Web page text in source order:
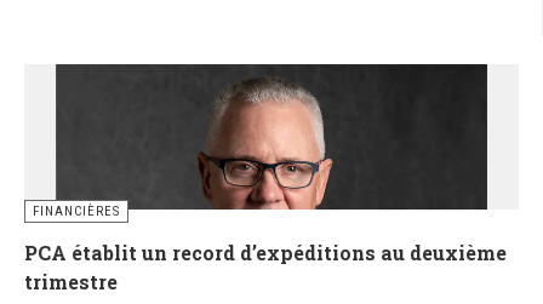
FINANCIÈRES
PCA établit un record d’expéditions au deuxième
trimestre